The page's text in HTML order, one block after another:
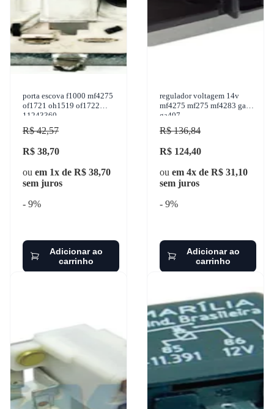
porta escova f1000 mf4275
of1721 oh1519 of1722
11243360
R$ 42,57
R$ 38,70
ou em 1x de R$ 38,70
sem juros
- 9%
Adicionar ao
carrinho
regulador voltagem 14v
mf4275 mf275 mf4283 gauss
ga407
R$ 136,84
R$ 124,40
ou em 4x de R$ 31,10
sem juros
- 9%
Adicionar ao
carrinho